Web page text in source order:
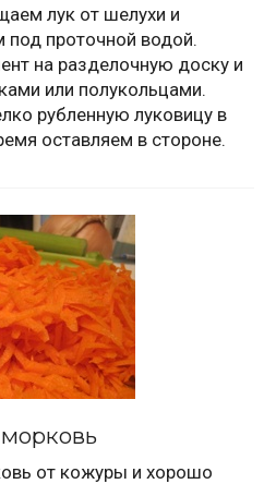
лук от шелухи и
проточной водой.
на разделочную доску и
или полукольцами.
рубленную луковицу в
оставляем в стороне.
от кожуры и хорошо